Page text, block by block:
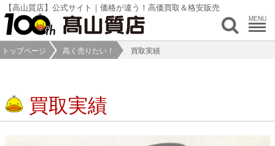
【高山質店】公式サイト｜価格が違う！高価買取＆格安販売
MENU
トップページ 高く売りたい！ 買取実績
買取実績